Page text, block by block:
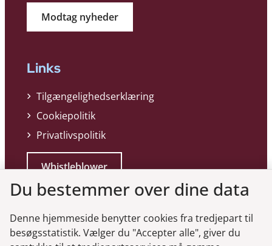
Modtag nyheder
Links
Tilgængelighedserklæring
Cookiepolitik
Privatlivspolitik
Whistleblower
Du bestemmer over dine data
Denne hjemmeside benytter cookies fra tredjepart til
besøgsstatistik. Vælger du "Accepter alle", giver du